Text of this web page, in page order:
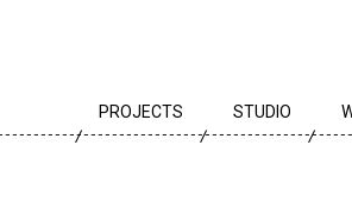
PROJECTS STUDIO